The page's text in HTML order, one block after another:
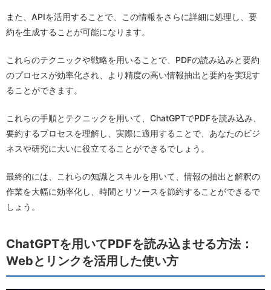
また、APIを活用することで、この情報をさらに詳細に処理し、要
約を生成することが可能になります。
これらのテクニックや戦略を用いることで、PDFの読み込みと要約
のプロセスが効率化され、より精度の高い情報抽出と要約を実現す
ることができます。
これらの手順とテクニックを用いて、ChatGPTでPDFを読み込み、
要約するプロセスを理解し、実際に適用することで、あなたのビジ
ネスや研究に大いに役立てることができるでしょう。
最終的には、これらの知識とスキルを用いて、情報の抽出と解釈の
作業を大幅に効率化し、時間とリソースを節約することができるで
しょう。
ChatGPTを用いてPDFを読み込ませる方法：
Webとリンクを活用した使い方